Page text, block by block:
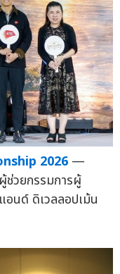
2026 —
ช่วยกรรมการผู้
อนด์ ดิเวลลอปเม้น